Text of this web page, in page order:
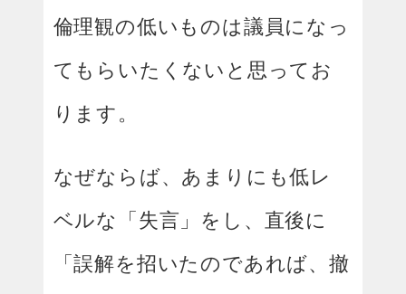
倫理観の低いものは議員になっ
てもらいたくないと思ってお
ります。
なぜならば、あまりにも低レ
ベルな「失言」をし、直後に
「誤解を招いたのであれば、撤